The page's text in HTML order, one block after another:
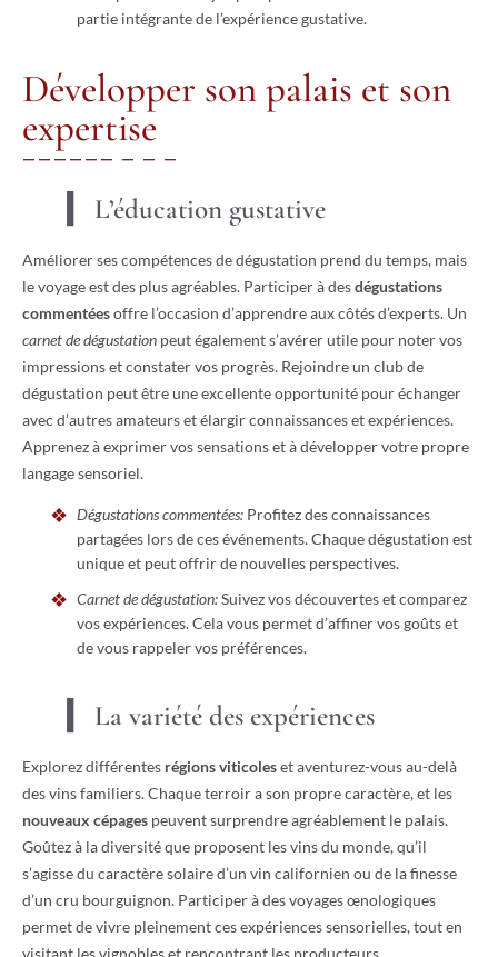
partie intégrante de l’expérience gustative.
Développer son palais et son
expertise
L’éducation gustative
Améliorer ses compétences de dégustation prend du temps, mais
le voyage est des plus agréables. Participer à desdégustations
commentéesoffre l’occasion d’apprendre aux côtés d’experts. Un
carnet de dégustation peut également s’avérer utile pour noter vos
impressions et constater vos progrès. Rejoindre un club de
dégustation peut être une excellente opportunité pour échanger
avec d’autres amateurs et élargir connaissances et expériences.
Apprenez à exprimer vos sensations et à développer votre propre
langage sensoriel.
Dégustations commentées: Profitez des connaissances
partagées lors de ces événements. Chaque dégustation est
unique et peut offrir de nouvelles perspectives.
Carnet de dégustation:Suivez vos découvertes et comparez
vos expériences. Cela vous permet d’affiner vos goûts et
de vous rappeler vos préférences.
La variété des expériences
Explorez différentes régions viticoleset aventurez-vous au-delà
des vins familiers. Chaque terroir a son propre caractère, et les
nouveaux cépages peuvent surprendre agréablement le palais.
Goûtez à la diversité que proposent les vins du monde, qu’il
s’agisse du caractère solaire d’un vin californien ou de la finesse
d’un cru bourguignon. Participer à des voyages œnologiques
permet de vivre pleinement ces expériences sensorielles, tout en